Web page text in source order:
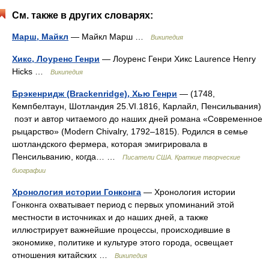
См. также в других словарях:
Марш, Майкл — Майкл Марш … Википедия
Хикс, Лоуренс Генри — Лоуренс Генри Хикс Laurence Henry
Hicks …
Википедия
Брэкенридж (Brackenridge), Хью Генри — (1748,
Кемпбелтаун, Шотландия 25.VI.1816, Карлайл, Пенсильвания)
поэт и автор читаемого до наших дней романа «Современное
рыцарство» (Modern Chivalry, 1792–1815). Родился в семье
шотландского фермера, которая эмигрировала в
Пенсильванию, когда… …
Писатели США. Краткие творческие
биографии
Хронология истории Гонконга — Хронология истории
Гонконга охватывает период с первых упоминаний этой
местности в источниках и до наших дней, а также
иллюстрирует важнейшие процессы, происходившие в
экономике, политике и культуре этого города, освещает
отношения китайских …
Википедия